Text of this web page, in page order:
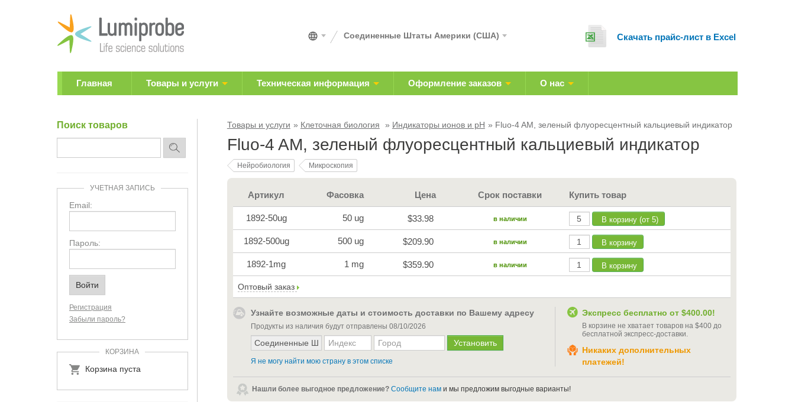
Cкачать прайс-лист в Excel
Соединенные Штаты Америки (США)
Главная Товары и услуги Техническая информация Оформление заказов О нас
Товары и услуги Клеточная биология Индикаторы ионов и pH Fluo-4 AM, зеленый флуоресцентный кальциевый индикатор
Fluo-4 AM, зеленый флуоресцентный кальциевый индикатор
Нейробиология Микроскопия
Артикул Фасовка Цена Срок поставки Купить товар
1892-50ug 50 ug $33.98 в наличии В корзину (от 5)
1892-500ug 500 ug $209.90 в наличии В корзину
1892-1mg 1 mg $359.90 в наличии В корзину
Оптовый заказ
Узнайте возможные даты и стоимость доставки по Вашему адресу
Продукты из наличия будут отправлены 08/10/2026
Я не могу найти мою страну в этом списке
Экспресс бесплатно от $400.00!
В корзине не хватает товаров на $400до
бесплатной экспресс-доставки.
Никаких дополнительных
платежей!
Нашли более выгодное предложение? Сообщите нам и мы предложим выгодные варианты!
Поиск товаров
УЧЕТНАЯ ЗАПИСЬ
Email:
Пароль:
Регистрация
Забыли пароль?
КОРЗИНА
Корзина пуста